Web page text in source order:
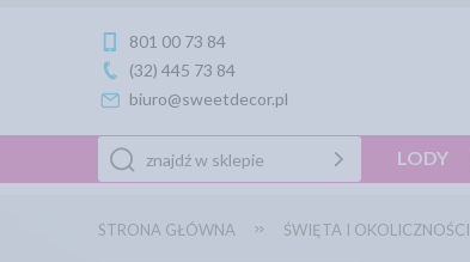
801 00 73 84
(32) 445 73 84
biuro@sweetdecor.pl
LODY
STRONA GŁÓWNA ŚWIĘTA I OKOLICZNOŚCI